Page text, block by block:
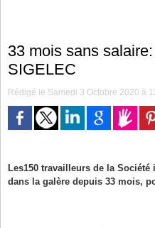
33 mois sans
SIGELEC
Rédigé le Samedi 3 Octobre 2020 à
Les150 travailleurs de la
dans la galère depuis 33 mois,